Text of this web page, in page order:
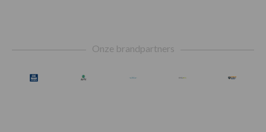
Onze brandpartners